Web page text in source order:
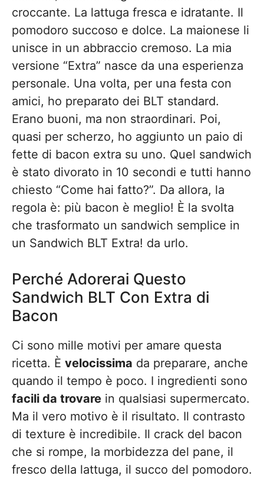
croccante. La lattuga fresca e idratante. Il
pomodoro succoso e dolce. La maionese li
unisce in un abbraccio cremoso. La mia
versione “Extra” nasce da una esperienza
personale. Una volta, per una festa con
amici, ho preparato dei BLT standard.
Erano buoni, ma non straordinari. Poi,
quasi per scherzo, ho aggiunto un paio di
fette di bacon extra su uno. Quel sandwich
è stato divorato in 10 secondi e tutti hanno
chiesto “Come hai fatto?”. Da allora, la
regola è: più bacon è meglio! È la svolta
che trasformato un sandwich semplice in
un Sandwich BLT Extra! da urlo.
Perché Adorerai Questo
Sandwich BLT Con Extra di
Bacon
Ci sono mille motivi per amare questa
ricetta. È velocissima da preparare, anche
quando il tempo è poco. I ingredienti sono
facili da trovare in qualsiasi supermercato.
Ma il vero motivo è il risultato. Il contrasto
di texture è incredibile. Il crack del bacon
che si rompe, la morbidezza del pane, il
fresco della lattuga, il succo del pomodoro.